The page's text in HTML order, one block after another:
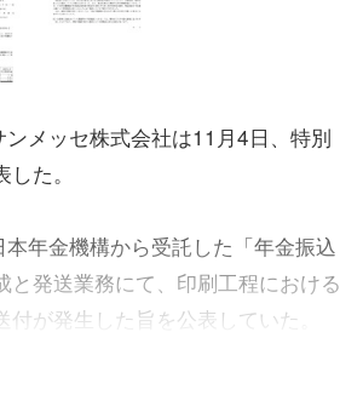
メッセ株式会社は11月4日、特別
た。
年金機構から受託した「年金振込
と発送業務にて、印刷工程における
が発生した旨を公表していた。